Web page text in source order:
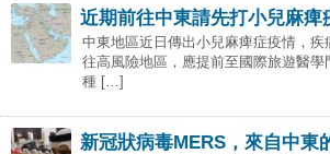
近期前往中東請先打小兒麻痺
中東地區近日傳出小兒麻痺症疫情，
往高風險地區，應提前至國際旅遊醫
種 […]
新冠狀病毒MERS，來自中東